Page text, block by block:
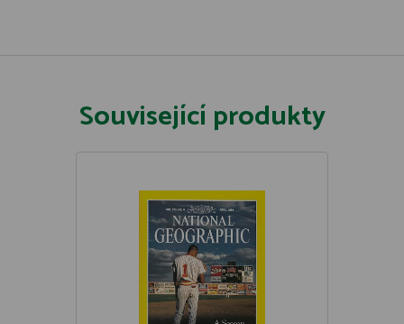
Související produkty